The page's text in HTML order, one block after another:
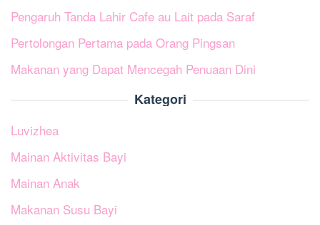
Pengaruh Tanda Lahir Cafe au Lait pada Saraf
Pertolongan Pertama pada Orang Pingsan
Makanan yang Dapat Mencegah Penuaan Dini
Kategori
Luvizhea
Mainan Aktivitas Bayi
Mainan Anak
Makanan Susu Bayi